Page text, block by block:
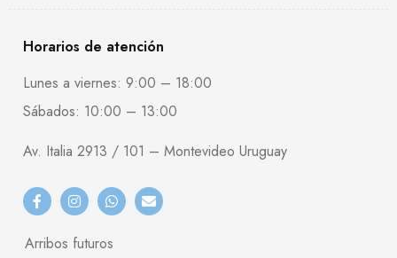
Horarios de atención
Lunes a viernes: 9:00 – 18:00
Sábados: 10:00 – 13:00
Av. Italia 2913 / 101 – Montevideo Uruguay
Arribos futuros